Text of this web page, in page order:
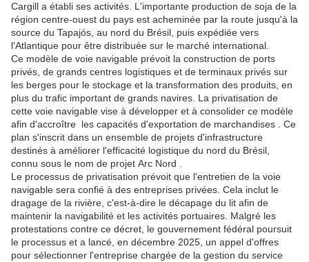
Cargill a établi ses activités. L'importante production de soja de la
région centre-ouest du pays est acheminée par la route jusqu'à la
source du Tapajós, au nord du Brésil, puis expédiée vers
l'Atlantique pour être distribuée sur le marché international.
Ce modèle de voie navigable prévoit la construction de ports
privés, de grands centres logistiques et de terminaux privés sur
les berges pour le stockage et la transformation des produits, en
plus du trafic important de grands navires. La privatisation de
cette voie navigable vise à développer et à consolider ce modèle
afin d'accroître les capacités d'exportation de marchandises . Ce
plan s'inscrit dans un ensemble de projets d'infrastructure
destinés à améliorer l'efficacité logistique du nord du Brésil,
connu sous le nom de projet Arc Nord .
Le processus de privatisation prévoit que l'entretien de la voie
navigable sera confié à des entreprises privées. Cela inclut le
dragage de la rivière, c'est-à-dire le décapage du lit afin de
maintenir la navigabilité et les activités portuaires. Malgré les
protestations contre ce décret, le gouvernement fédéral poursuit
le processus et a lancé, en décembre 2025, un appel d'offres
pour sélectionner l'entreprise chargée de la gestion du service